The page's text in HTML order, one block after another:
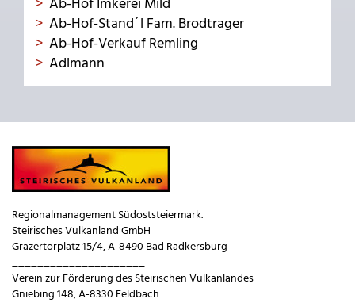
Ab-Hof-Stand´l Fam. Brodtrager
Ab-Hof-Verkauf Remling
Adlmann
Regionalmanagement Südoststeiermark.
Steirisches Vulkanland GmbH
Grazertorplatz 15/4, A-8490 Bad Radkersburg
_____________________
Verein zur Förderung des Steirischen Vulkanlandes
Gniebing 148, A-8330 Feldbach